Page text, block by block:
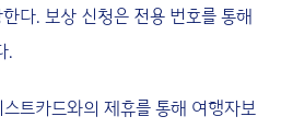
다. 보상 신청은 전용 번호를 통해
.
트카드와의 제휴를 통해 여행자보